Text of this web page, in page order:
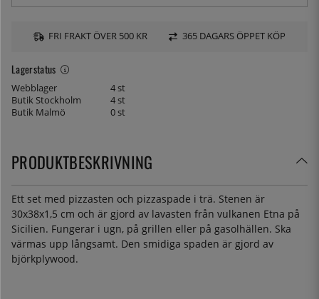
Lagerstatus
Webblager
4 st
Butik Stockholm
4 st
Butik Malmö
0 st
FRI FRAKT ÖVER 500 KR 365 DAGARS ÖPPET KÖP
PRODUKTBESKRIVNING
Ett set med pizzasten och pizzaspade i trä. Stenen är
30x38x1,5 cm och är gjord av lavasten från vulkanen Etna på
Sicilien. Fungerar i ugn, på grillen eller på gasolhällen. Ska
värmas upp långsamt. Den smidiga spaden är gjord av
björkplywood.